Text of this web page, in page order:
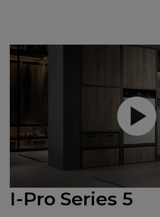
Lancer
I-Pro Series 5